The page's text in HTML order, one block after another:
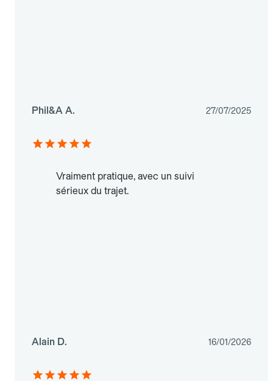
Phil&A A. 27/07/2025
Vraiment pratique, avec un suivi
sérieux du trajet.
Alain D. 16/01/2026